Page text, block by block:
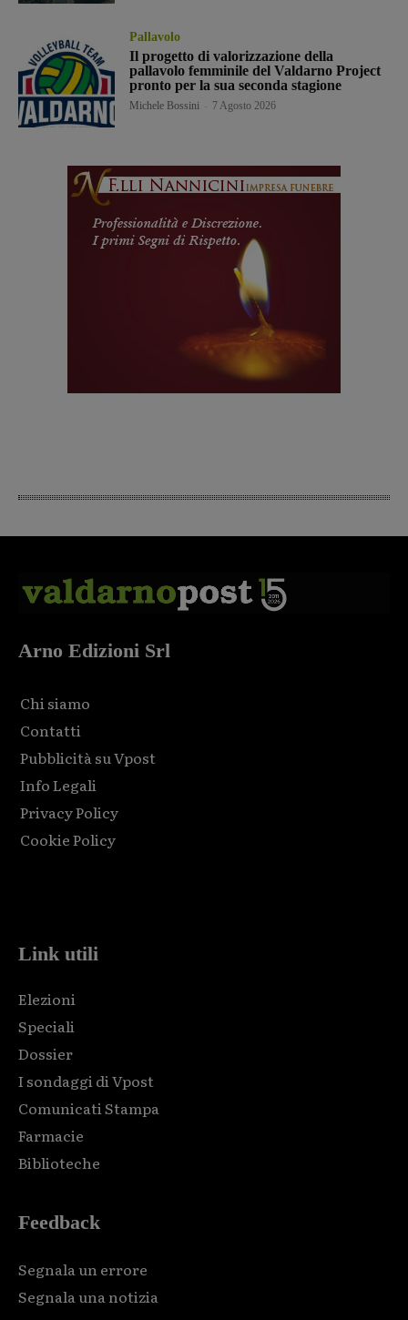
Pallavolo
Il progetto di valorizzazione della
pallavolo femminile del Valdarno Project
pronto per la sua seconda stagione
Michele Bossini 7 Agosto 2026
Arno Edizioni Srl
Chi siamo
Contatti
Pubblicità su Vpost
Info Legali
Privacy Policy
Cookie Policy
Link utili
Elezioni
Speciali
Dossier
I sondaggi di Vpost
Comunicati Stampa
Farmacie
Biblioteche
Feedback
Segnala un errore
Segnala una notizia